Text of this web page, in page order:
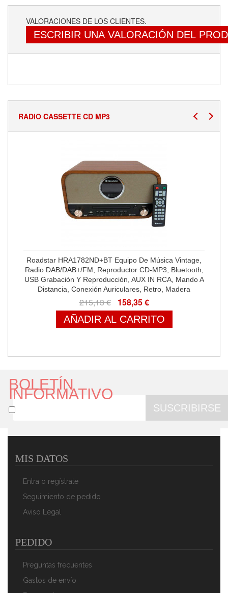
VALORACIONES DE LOS CLIENTES.
ESCRIBIR UNA VALORACIÓN DEL
RADIO CASSETTE CD MP3
Roadstar HRA1782ND+BT Equipo De Música Vintage,
Radio DAB/DAB+/FM, Reproductor CD-MP3, Bluetooth,
USB Grabación Y Reproducción, AUX IN RCA, Mando A
Distancia, Conexión Auriculares, Retro, Madera
215,13 € 158,35 €
AÑADIR AL CARRITO
Batería Recargable, Blanco
86,90 €
BOLETÍN
INFORMATIVO
SUSCRIBIRSE
MIS DATOS
Entra o regístrate
Seguimiento de pedido
Aviso Legal
PEDIDO
Preguntas frecuentes
Gastos de envío